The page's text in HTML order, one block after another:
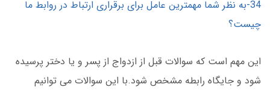
34-به نظر شما مهمترین عامل برای برقراری ارتباط در روابط ما
چیست؟
این مهم است که سوالات قبل از ازدواج از پسر و یا دختر پرسیده
شود و جایگاه رابطه مشخص شود.با این سوالات می توانیم